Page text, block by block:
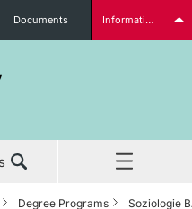
Documents Information for...
Degree Programs Soziologie